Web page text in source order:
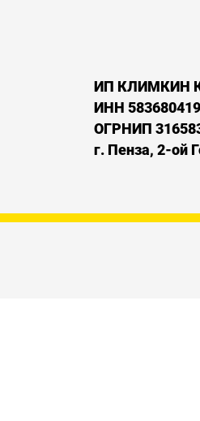
ИП КЛИМКИН
ИНН
ОГРНИП
г. Пенза, 2-ой